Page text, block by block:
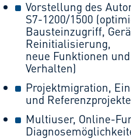
Vorstellung des
S7-1200/1500
Bausteinzugriff,
Reinitialisierung,
neue Funktionen
Verhalten)
Projektmigration,
und
Multiuser, Online-